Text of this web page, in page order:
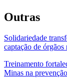
Outras
Solidariedade
captação de
Treinamento
Minas na